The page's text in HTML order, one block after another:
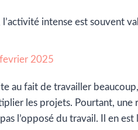
l’activité intense est souvent
au fait de travailler
les projets. Pourtant, une
l’opposé du travail. Il en est